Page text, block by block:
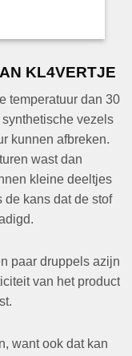
KL4VERTJE
temperatuur dan 30
vezels
kunnen afbreken.
wast dan
kleine deeltjes
de kans dat de stof
paar druppels azijn
van het product
want ook dat kan